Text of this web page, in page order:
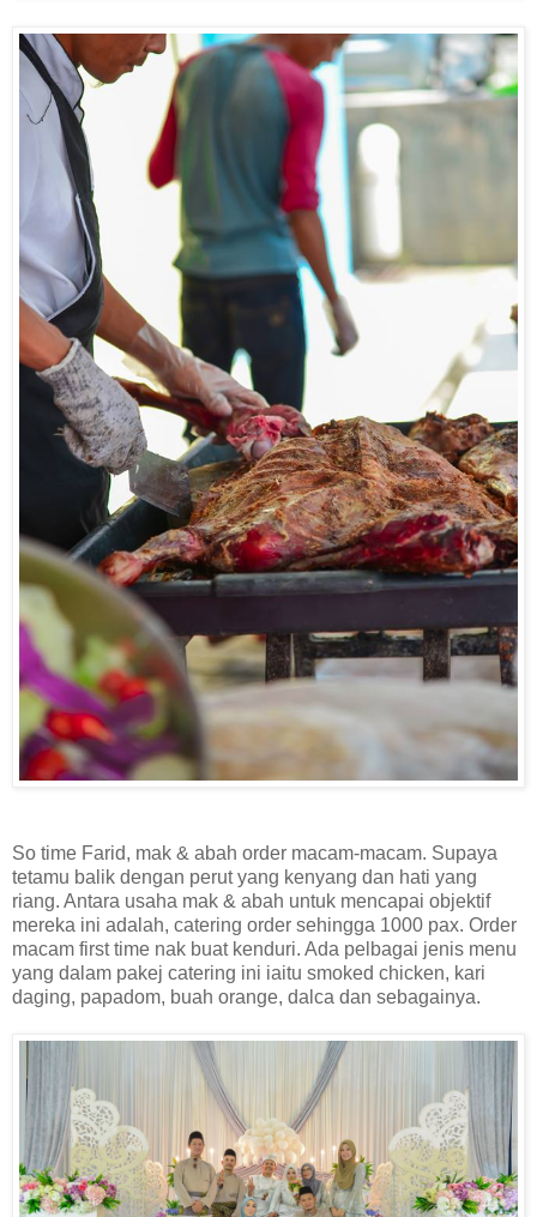
So time Farid, mak & abah order macam-macam. Supaya
tetamu balik dengan perut yang kenyang dan hati yang
riang. Antara usaha mak & abah untuk mencapai objektif
mereka ini adalah, catering order sehingga 1000 pax. Order
macam first time nak buat kenduri. Ada pelbagai jenis menu
yang dalam pakej catering ini iaitu smoked chicken, kari
daging, papadom, buah orange, dalca dan sebagainya.